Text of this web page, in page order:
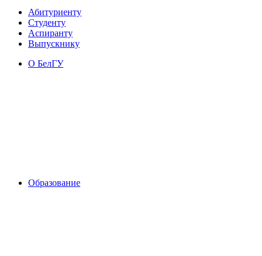
Абитуриенту
Студенту
Аспиранту
Выпускнику
О БелГУ
Образование